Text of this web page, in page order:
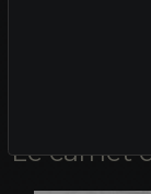
Le carnet